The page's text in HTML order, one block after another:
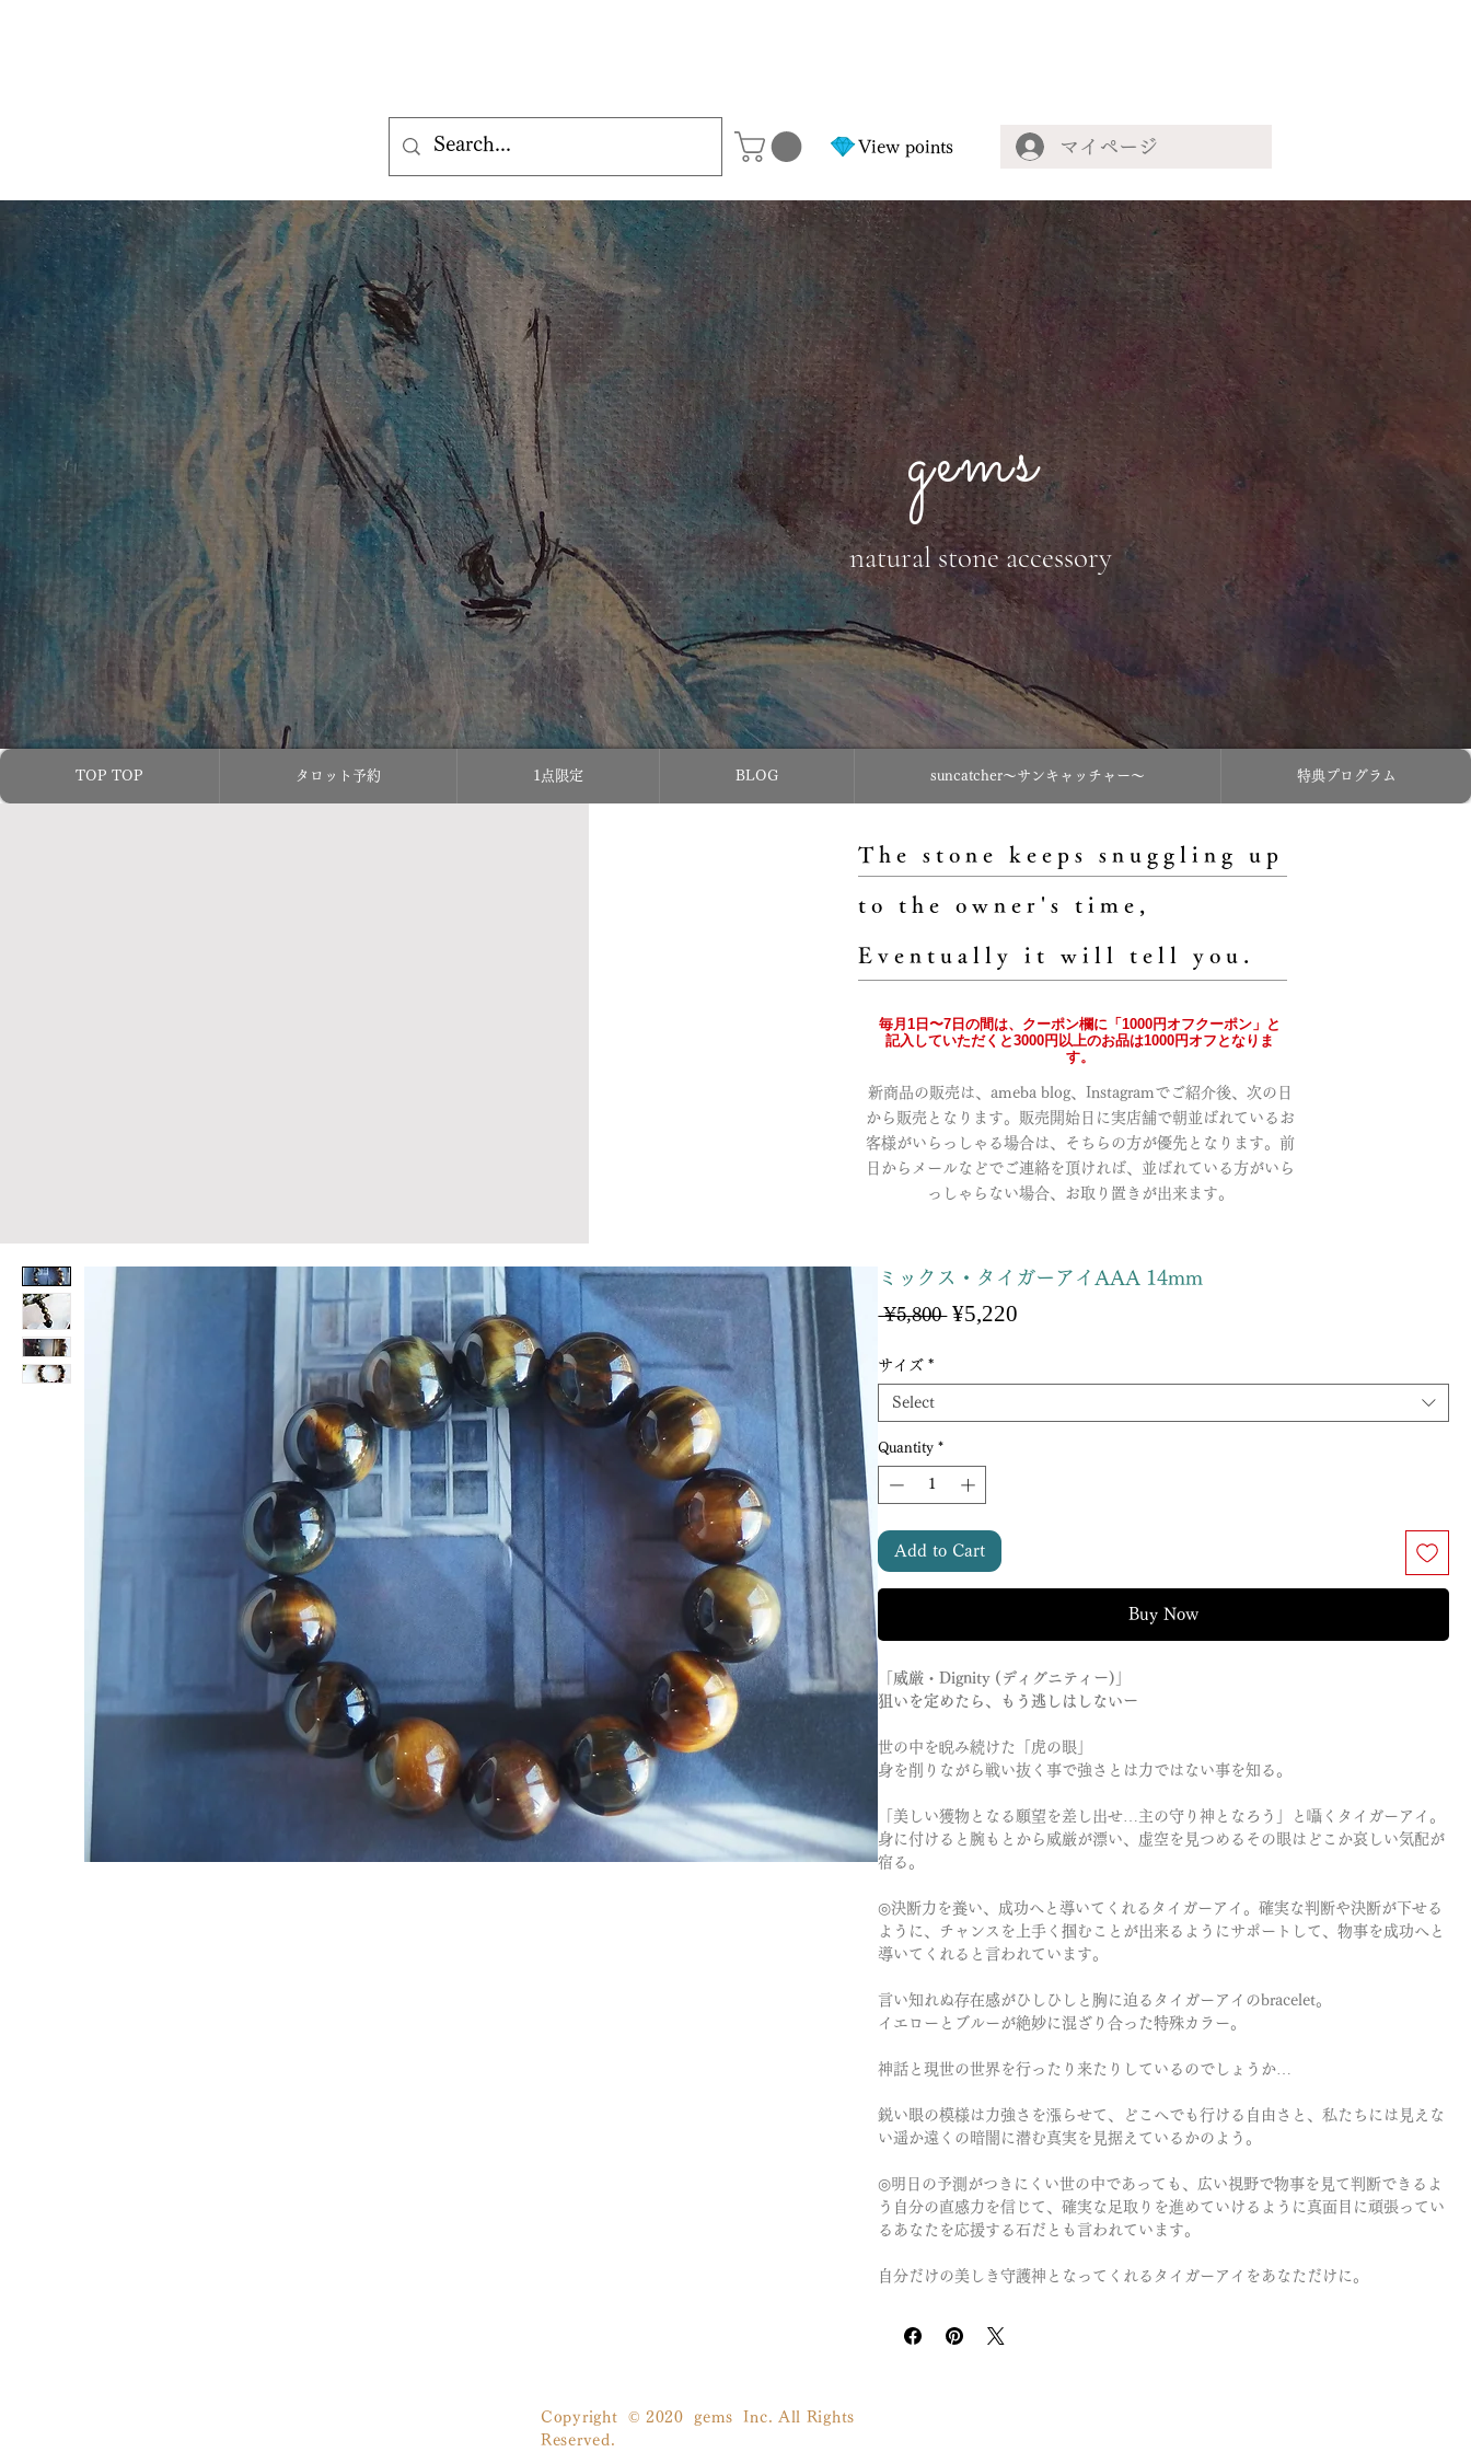
マイページ
View points
gems
natural stone accessory
TOP TOP タロット予約 1点限定 BLOG suncatcher〜サンキャッチャー〜 特典プログラム
The stone keeps snuggling up
to the owner's time,
Eventually it will tell you.
毎月1日〜7日の間は、クーポン欄に「1000円オフクーポン」と
記入していただくと3000円以上のお品は1000円オフとなりま
す。
新商品の販売は、ameba blog、Instagramでご紹介後、次の日
から販売となります。販売開始日に実店舗で朝並ばれているお
客様がいらっしゃる場合は、そちらの方が優先となります。前
日からメールなどでご連絡を頂ければ、並ばれている方がいら
っしゃらない場合、お取り置きが出来ます。
ミックス・タイガーアイAAA 14mm
¥5,800 Regular
¥5,220
サイズ *
Select
Quantity *
Add to Cart
Buy Now
「威厳・Dignity (ディグニティー)」
狙いを定めたら、もう逃しはしないー
世の中を睨み続けた「虎の眼」
身を削りながら戦い抜く事で強さとは力ではない事を知る。
「美しい獲物となる願望を差し出せ…主の守り神となろう」と囁くタイガーアイ。
身に付けると腕もとから威厳が漂い、虚空を見つめるその眼はどこか哀しい気配が
宿る。
◎決断力を養い、成功へと導いてくれるタイガーアイ。確実な判断や決断が下せる
ように、チャンスを上手く掴むことが出来るようにサポートして、物事を成功へと
導いてくれると言われています。
言い知れぬ存在感がひしひしと胸に迫るタイガーアイのbracelet。
イエローとブルーが絶妙に混ざり合った特殊カラー。
神話と現世の世界を行ったり来たりしているのでしょうか…
鋭い眼の模様は力強さを漲らせて、どこへでも行ける自由さと、私たちには見えな
い遥か遠くの暗闇に潜む真実を見据えているかのよう。
◎明日の予測がつきにくい世の中であっても、広い視野で物事を見て判断できるよ
う自分の直感力を信じて、確実な足取りを進めていけるように真面目に頑張ってい
るあなたを応援する石だとも言われています。
自分だけの美しき守護神となってくれるタイガーアイをあなただけに。
Copyright © 2020 gems Inc. All Rights
Reserved.